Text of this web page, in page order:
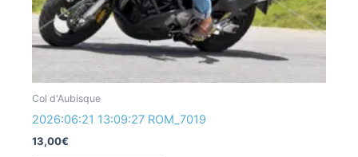
Col d'Aubisque
2026:06:21 13:09:27 ROM_7019
13,00€